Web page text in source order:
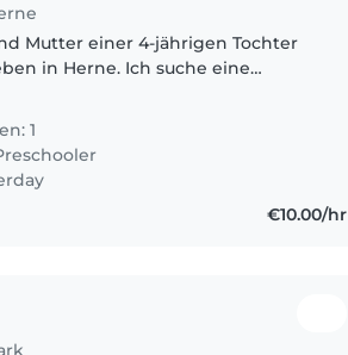
Mutter einer 4-jährigen Tochter
in Herne. Ich suche eine
1
€10.00/hr